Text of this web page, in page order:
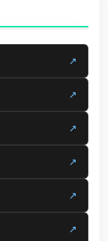
↗
↗
↗
↗
↗
↗